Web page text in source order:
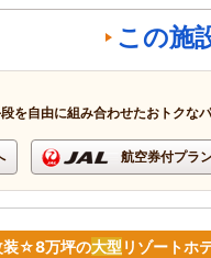
この施
を自由に組み合わせたおトクな
航空券付プラ
装☆8万坪の大型 リゾートホ